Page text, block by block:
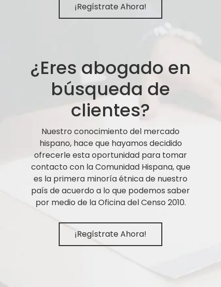
¡Regístrate Ahora!
¿Eres abogado en
búsqueda de
clientes?
Nuestro conocimiento del mercado
hispano, hace que hayamos decidido
ofrecerle esta oportunidad para tomar
contacto con la Comunidad Hispana, que
es la primera minoría étnica de nuestro
país de acuerdo a lo que podemos saber
por medio de la Oficina del Censo 2010.
¡Regístrate Ahora!